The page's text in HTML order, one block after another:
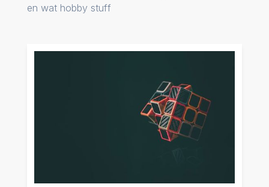
en wat hobby stuff